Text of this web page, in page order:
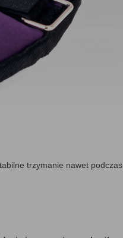
trzymanie nawet podczas